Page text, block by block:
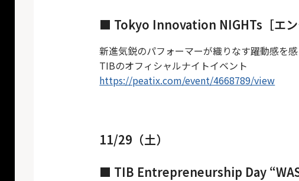
■ Tokyo Innovation NIGHTs［エン
新進気鋭のパフォーマーが織りなす躍動感を
TIBのオフィシャルナイトイベント
https://peatix.com/event/4668789/view
11/29（土）
■ TIB Entrepreneurship Day